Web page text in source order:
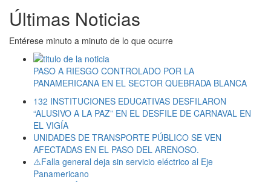
Últimas Noticias
Entérese minuto a minuto de lo que ocurre
PASO A RIESGO CONTROLADO POR LA
PANAMERICANA EN EL SECTOR QUEBRADA BLANCA
132 INSTITUCIONES EDUCATIVAS DESFILARON
“ALUSIVO A LA PAZ” EN EL DESFILE DE CARNAVAL EN
EL VIGÍA
UNIDADES DE TRANSPORTE PÚBLICO SE VEN
AFECTADAS EN EL PASO DEL ARENOSO.
⚠️Falla general deja sin servicio eléctrico al Eje
Panamericano